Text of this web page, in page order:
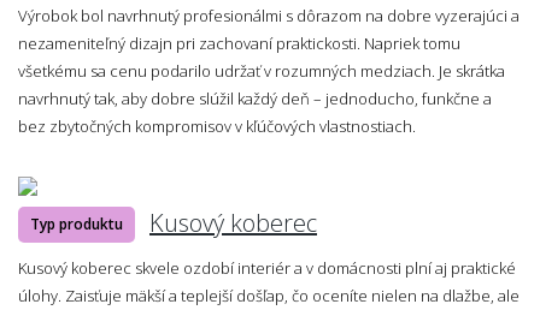
Výrobok bol navrhnutý profesionálmi s dôrazom na dobre vyzerajúci a
nezameniteľný dizajn pri zachovaní praktickosti. Napriek tomu
všetkému sa cenu podarilo udržať v rozumných medziach. Je skrátka
navrhnutý tak, aby dobre slúžil každý deň – jednoducho, funkčne a
bez zbytočných kompromisov v kľúčových vlastnostiach.
Typ produktu Kusový koberec
Kusový koberec skvele ozdobí interiér a v domácnosti plní aj praktické
úlohy. Zaisťuje mäkší a teplejší došľap, čo oceníte nielen na dlažbe, ale